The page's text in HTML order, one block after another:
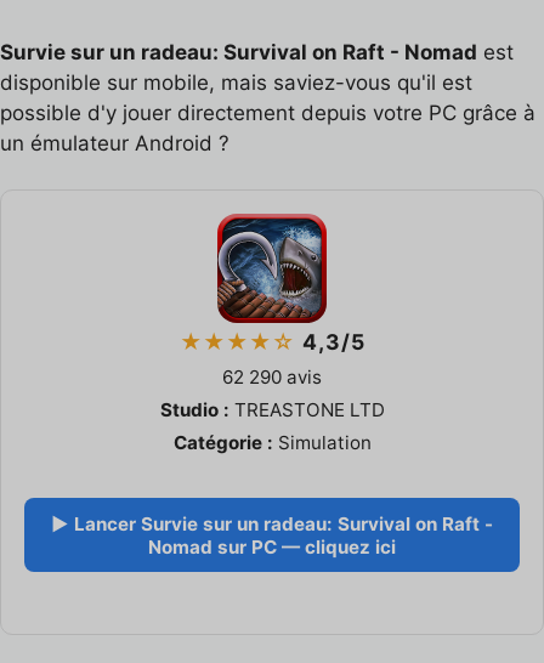
Survie sur un radeau: Survival on Raft - Nomad est
disponible sur mobile, mais saviez-vous qu'il est
possible d'y jouer directement depuis votre PC grâce à
un émulateur Android ?
★★★★☆ 4,3/5
62 290 avis
Studio : TREASTONE LTD
Catégorie : Simulation
▶ Lancer Survie sur un radeau: Survival on Raft -
Nomad sur PC — cliquez ici